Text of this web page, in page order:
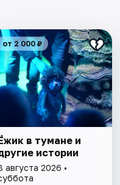
от 2 000 ₽
в тумане и
истории
августа 2026 •